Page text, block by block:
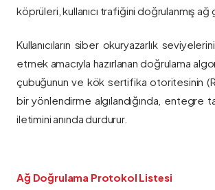
köprüleri, kullanıcı trafiğini doğrulanmış
Kullanıcıların siber okuryazarlık
etmek amacıyla hazırlanan doğrulama
çubuğunun ve kök sertifika otoritesinin
bir yönlendirme algılandığında, entegre
iletimini anında durdurur.
Ağ Doğrulama Protokol Listesi